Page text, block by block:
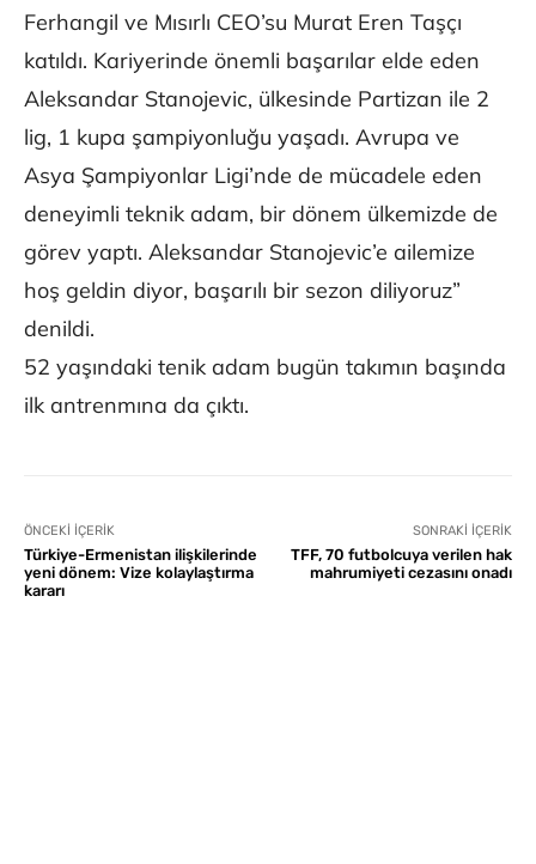
Ferhangil ve Mısırlı CEO’su Murat Eren Taşçı
katıldı. Kariyerinde önemli başarılar elde eden
Aleksandar Stanojevic, ülkesinde Partizan ile 2
lig, 1 kupa şampiyonluğu yaşadı. Avrupa ve
Asya Şampiyonlar Ligi’nde de mücadele eden
deneyimli teknik adam, bir dönem ülkemizde de
görev yaptı. Aleksandar Stanojevic’e ailemize
hoş geldin diyor, başarılı bir sezon diliyoruz”
denildi.
52 yaşındaki tenik adam bugün takımın başında
ilk antrenmına da çıktı.
ÖNCEKI İÇERIK
Türkiye-Ermenistan ilişkilerinde
yeni dönem: Vize kolaylaştırma
kararı
SONRAKI İÇERIK
TFF, 70 futbolcuya verilen hak
mahrumiyeti cezasını onadı